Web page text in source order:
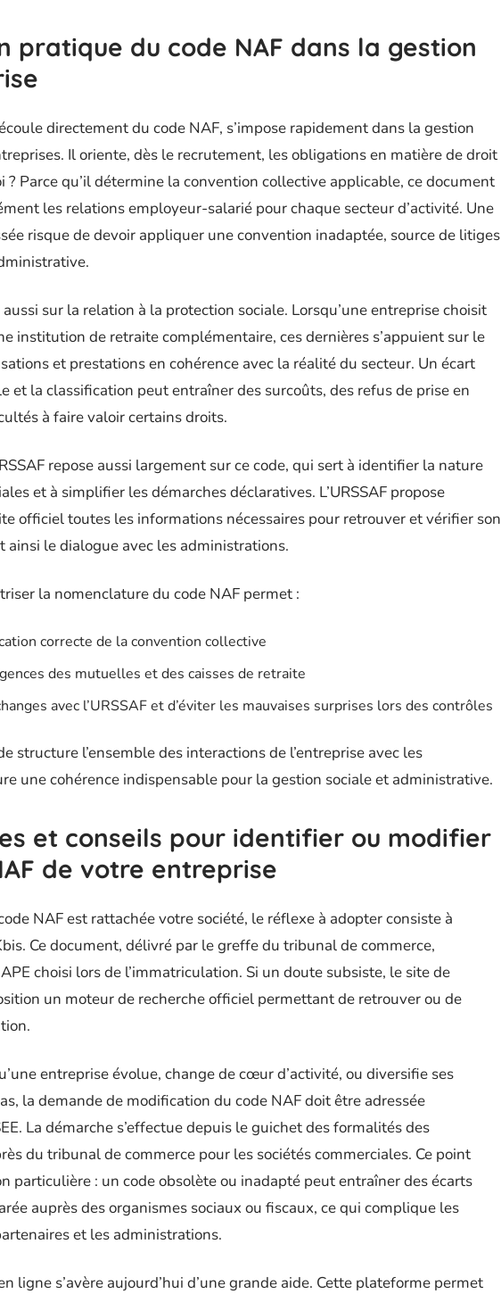
pratique du code NAF dans la gestion
directement du code NAF, s’impose rapidement dans la gestion
Il oriente, dès le recrutement, les obligations en matière de droit
? Parce qu’il détermine la convention collective applicable, ce document
les relations employeur-salarié pour chaque secteur d’activité. Une
risque de devoir appliquer une convention inadaptée, source de litiges
sur la relation à la protection sociale. Lorsqu’une entreprise choisit
institution de retraite complémentaire, ces dernières s’appuient sur le
et prestations en cohérence avec la réalité du secteur. Un écart
et la classification peut entraîner des surcoûts, des refus de prise en
à faire valoir certains droits.
repose aussi largement sur ce code, qui sert à identifier la nature
et à simplifier les démarches déclaratives. L’URSSAF propose
officiel toutes les informations nécessaires pour retrouver et vérifier son
ainsi le dialogue avec les administrations.
la nomenclature du code NAF permet :
correcte de la convention collective
des mutuelles et des caisses de retraite
avec l’URSSAF et d’éviter les mauvaises surprises lors des contrôles
structure l’ensemble des interactions de l’entreprise avec les
une cohérence indispensable pour la gestion sociale et administrative.
et conseils pour identifier ou modifier
de votre entreprise
NAF est rattachée votre société, le réflexe à adopter consiste à
Ce document, délivré par le greffe du tribunal de commerce,
choisi lors de l’immatriculation. Si un doute subsiste, le site de
un moteur de recherche officiel permettant de retrouver ou de
entreprise évolue, change de cœur d’activité, ou diversifie ses
la demande de modification du code NAF doit être adressée
La démarche s’effectue depuis le guichet des formalités des
du tribunal de commerce pour les sociétés commerciales. Ce point
particulière : un code obsolète ou inadapté peut entraîner des écarts
auprès des organismes sociaux ou fiscaux, ce qui complique les
et les administrations.
ligne s’avère aujourd’hui d’une grande aide. Cette plateforme permet